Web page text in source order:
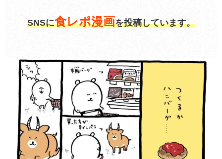
SNSに食レポ漫画を投稿しています。